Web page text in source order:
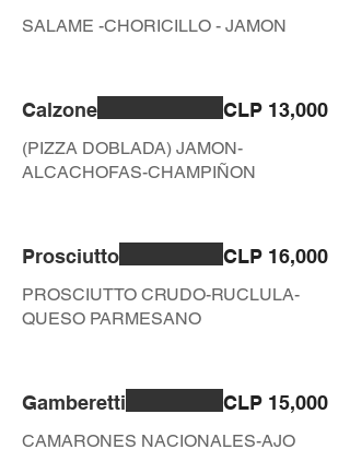
SALAME -CHORICILLO - JAMON
Calzone
(PIZZA DOBLADA) JAMON-
ALCACHOFAS-CHAMPIÑON
CLP 13,000
Prosciutto
PROSCIUTTO CRUDO-RUCLULA-
QUESO PARMESANO
CLP 16,000
Gamberetti
CAMARONES NACIONALES-AJO
CLP 15,000